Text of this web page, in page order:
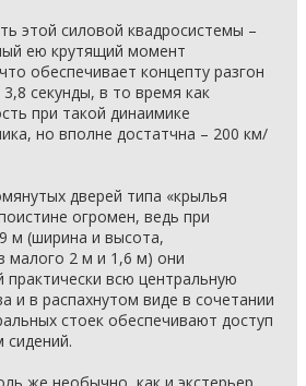
этой силовой квадросистемы –
ею крутящий момент
обеспечивает концепту разгон
секунды, в то время как
при такой динаимике
но вполне достатчна – 200 км/
дверей типа «крылья
огромен, ведь при
м (ширина и высота,
малого 2 м и 1,6 м) они
всю центральную
и в распахнутом виде в сочетании
стоек обеспечивают доступ
сидений.